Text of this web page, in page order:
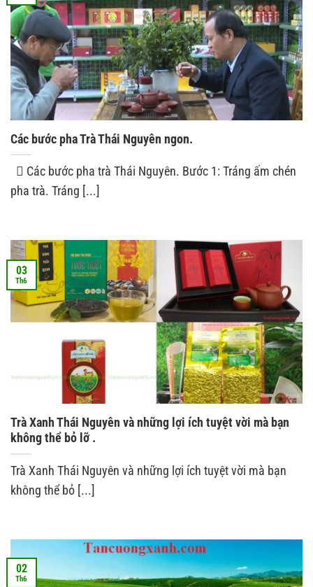
Các bước pha Trà Thái Nguyên ngon.
 Các bước pha trà Thái Nguyên. Bước 1: Tráng ấm chén
pha trà. Tráng [...]
Trà Xanh Thái Nguyên và những lợi ích tuyệt vời mà bạn
không thể bỏ lỡ .
Trà Xanh Thái Nguyên và những lợi ích tuyệt vời mà bạn
không thể bỏ [...]
03
Th6
02
Th6